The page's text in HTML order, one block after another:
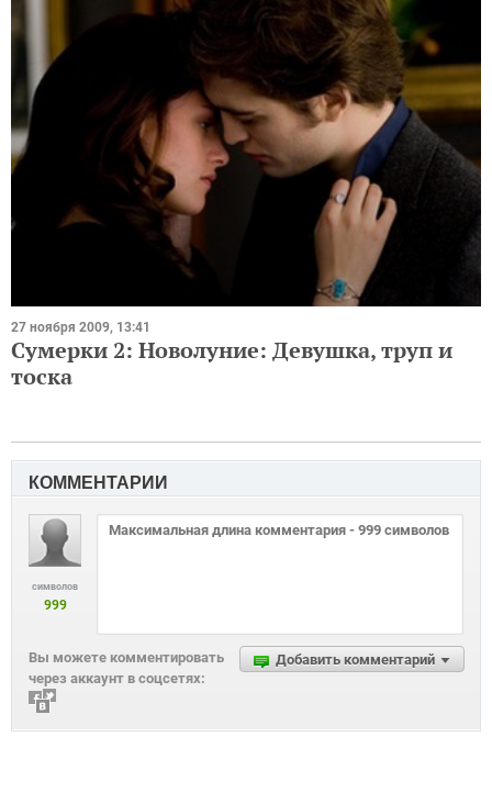
27 ноября 2009, 13:41
Сумерки 2: Новолуние: Девушка, труп и
тоска
КОММЕНТАРИИ
символов
999
Добавить комментарий
Вы можете комментировать
через аккаунт в соцсетях: